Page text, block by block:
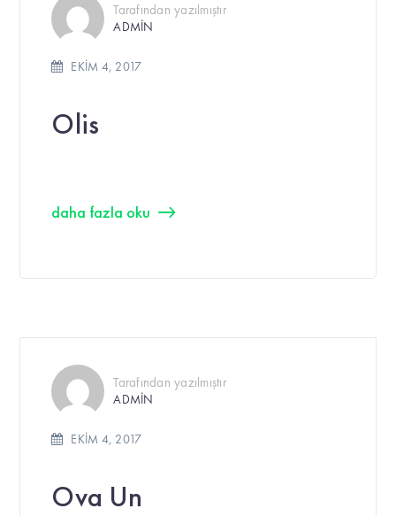
Tarafından yazılmıştır
ADMIN
EKIM 4, 2017
Olis
daha fazla oku
Tarafından yazılmıştır
ADMIN
EKIM 4, 2017
Ova Un